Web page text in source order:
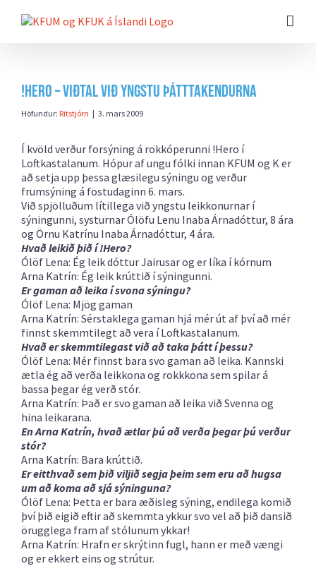
beint
!HERO – viðtal við yngstu þátttakendurna
Höfundur: Ritstjórn | 3. mars 2009
Í kvöld verður forsýning á rokkóperunni !Hero í
Loftkastalanum. Hópur af ungu fólki innan KFUM og K er
að setja upp þessa glæsilegu sýningu og verður
frumsýning á föstudaginn 6. mars.
Við spjölluðum lítillega við yngstu leikkonurnar í
sýningunni, systurnar Ólöfu Lenu Inaba Árnadóttur, 8 ára
og Örnu Katrínu Inaba Árnadóttur, 4 ára.
Hvað leikið þið í !Hero?
Ólöf Lena: Ég leik dóttur Jairusar og er líka í kórnum
Arna Katrín: Ég leik krúttið í sýningunni.
Er gaman að leika í svona sýningu?
Ólöf Lena: Mjög gaman
Arna Katrín: Sérstaklega gaman hjá mér út af því að mér
finnst skemmtilegt að vera í Loftkastalanum.
Hvað er skemmtilegast við að taka þátt í þessu?
Ólöf Lena: Mér finnst bara svo gaman að leika. Kannski
ætla ég að verða leikkona og rokkkona sem spilar á
bassa þegar ég verð stór.
Arna Katrín: Það er svo gaman að leika við Svenna og
hina leikarana.
En Arna Katrín, hvað ætlar þú að verða þegar þú verður
stór?
Arna Katrín: Bara krúttið.
Er eitthvað sem þið viljið segja þeim sem eru að hugsa
um að koma að sjá sýninguna?
Ólöf Lena: Þetta er bara æðisleg sýning, endilega komið
því þið eigið eftir að skemmta ykkur svo vel að þið dansið
örugglega fram af stólunum ykkar!
Arna Katrín: Hrafn er skrýtinn fugl, hann er með vængi
og er ekkert eins og strútur.